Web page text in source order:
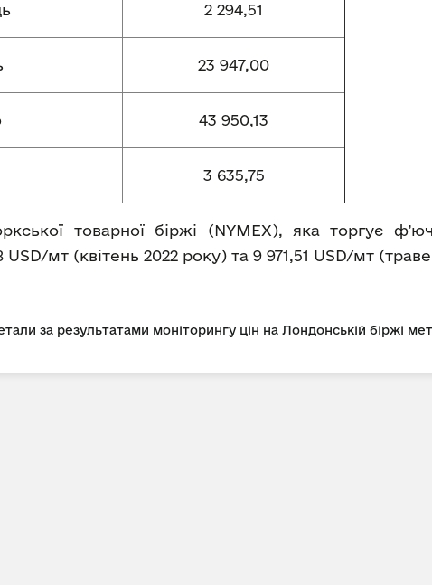
2 294,51
23 947,00
43 950,13
3 635,75
товарної біржі (NYMEX), яка торгує
USD/мт (квітень 2022 року) та 9 971,51 USD/мт
за результатами моніторингу цін на Лондонській біржі